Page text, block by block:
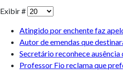
Exibir #
Atingido por enchente faz
Autor de emendas que
Secretário reconhece
Professor Fio reclama que